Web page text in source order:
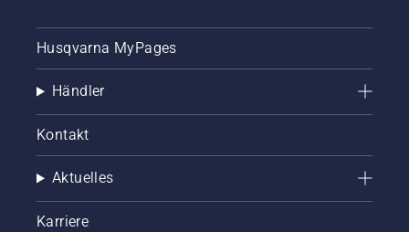
Husqvarna MyPages
Händler
Kontakt
Aktuelles
Karriere